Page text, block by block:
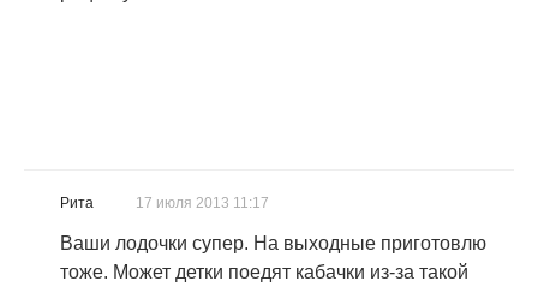
Рита 17 июля 2013 11:17
Ваши лодочки супер. На выходные приготовлю
тоже. Может детки поедят кабачки из-за такой